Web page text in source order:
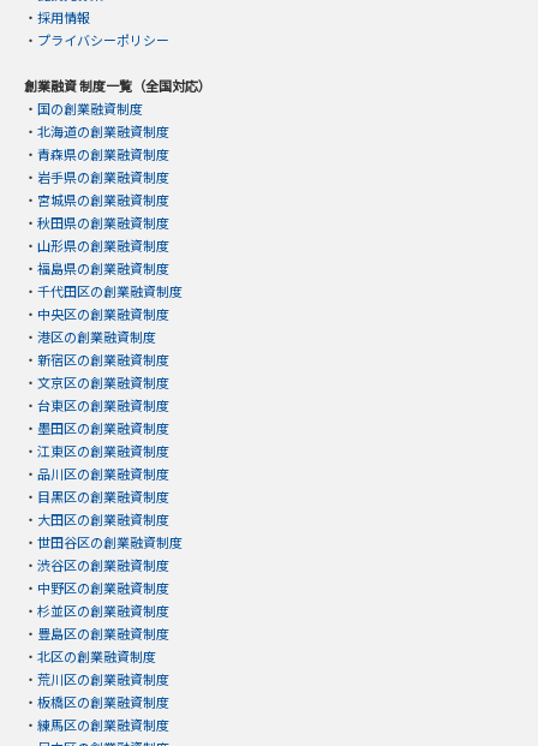
・ 採用情報
・ プライバシーポリシー
創業融資 制度一覧（全国対応）
・ 国の創業融資制度
・ 北海道の創業融資制度
・ 青森県の創業融資制度
・ 岩手県の創業融資制度
・ 宮城県の創業融資制度
・ 秋田県の創業融資制度
・ 山形県の創業融資制度
・ 福島県の創業融資制度
・ 千代田区の創業融資制度
・ 中央区の創業融資制度
・ 港区の創業融資制度
・ 新宿区の創業融資制度
・ 文京区の創業融資制度
・ 台東区の創業融資制度
・ 墨田区の創業融資制度
・ 江東区の創業融資制度
・ 品川区の創業融資制度
・ 目黒区の創業融資制度
・ 大田区の創業融資制度
・ 世田谷区の創業融資制度
・ 渋谷区の創業融資制度
・ 中野区の創業融資制度
・ 杉並区の創業融資制度
・ 豊島区の創業融資制度
・ 北区の創業融資制度
・ 荒川区の創業融資制度
・ 板橋区の創業融資制度
・ 練馬区の創業融資制度